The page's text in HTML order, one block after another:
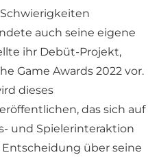
auch seine eigene
ihr Debüt-Projekt,
Game Awards 2022 vor.
dieses
das sich auf
und Spielerinteraktion
über seine